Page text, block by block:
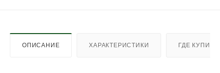
ОПИСАНИЕ ХАРАКТЕРИСТИКИ ГДЕ КУПИТЬ